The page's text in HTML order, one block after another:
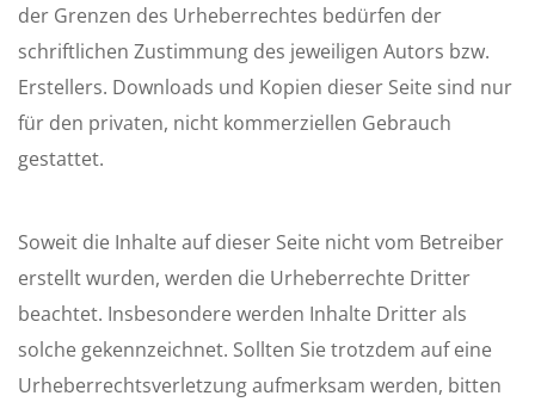
der Grenzen des Urheberrechtes bedürfen der
schriftlichen Zustimmung des jeweiligen Autors bzw.
Erstellers. Downloads und Kopien dieser Seite sind nur
für den privaten, nicht kommerziellen Gebrauch
gestattet.
Soweit die Inhalte auf dieser Seite nicht vom Betreiber
erstellt wurden, werden die Urheberrechte Dritter
beachtet. Insbesondere werden Inhalte Dritter als
solche gekennzeichnet. Sollten Sie trotzdem auf eine
Urheberrechtsverletzung aufmerksam werden, bitten